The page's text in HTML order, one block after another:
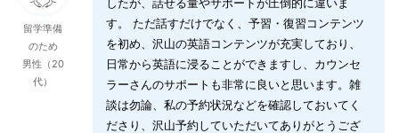
留学準備
のため
男性（20
代）
す。 ただ話すだけでなく、予習・復習コンテンツ
を初め、沢山の英語コンテンツが充実しており、
日常から英語に浸ることができますし、カウンセ
ラーさんのサポートも非常に良いと思います。雑
談は勿論、私の予約状況などを確認しておいてく
ださり、沢山予約していただいてありがとうござ